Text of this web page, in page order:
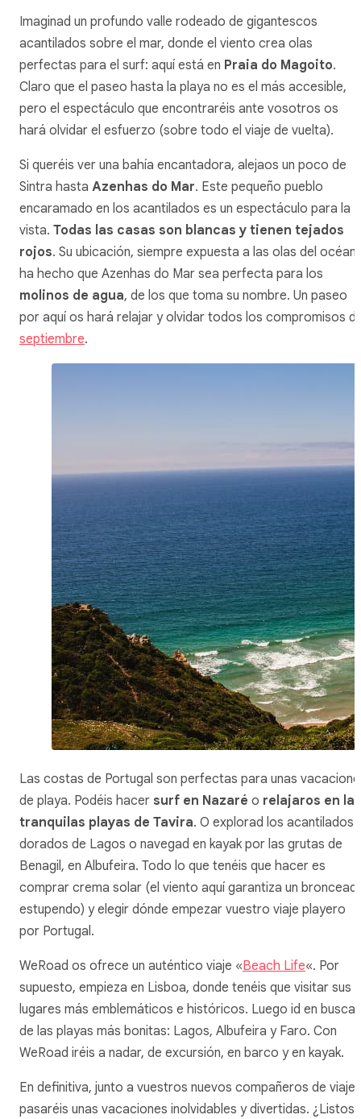
Imaginad un profundo valle rodeado de gigantescos
acantilados sobre el mar, donde el viento crea olas
perfectas para el surf: aquí está en Praia do Magoito.
Claro que el paseo hasta la playa no es el más accesible,
pero el espectáculo que encontraréis ante vosotros os
hará olvidar el esfuerzo (sobre todo el viaje de vuelta).
Si queréis ver una bahía encantadora, alejaos un poco de
Sintra hasta Azenhas do Mar. Este pequeño pueblo
encaramado en los acantilados es un espectáculo para la
vista. Todas las casas son blancas y tienen tejados
rojos. Su ubicación, siempre expuesta a las olas del
ha hecho que Azenhas do Mar sea perfecta para los
molinos de agua, de los que toma su nombre. Un paseo
por aquí os hará relajar y olvidar todos los compromisos
septiembre.
Las costas de Portugal son perfectas para unas
de playa. Podéis hacer surf en Nazaré o relajaros en las
tranquilas playas de Tavira. O explorad los acantilados
dorados de Lagos o navegad en kayak por las grutas de
Benagil, en Albufeira. Todo lo que tenéis que hacer es
comprar crema solar (el viento aquí garantiza un
estupendo) y elegir dónde empezar vuestro viaje playero
por Portugal.
WeRoad os ofrece un auténtico viaje «Beach Life«. Por
supuesto, empieza en Lisboa, donde tenéis que visitar sus
lugares más emblemáticos e históricos. Luego id en busca
de las playas más bonitas: Lagos, Albufeira y Faro. Con
WeRoad iréis a nadar, de excursión, en barco y en kayak.
En definitiva, junto a vuestros nuevos compañeros de viaje
pasaréis unas vacaciones inolvidables y divertidas. ¿Listos